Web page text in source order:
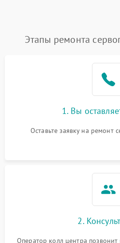
Этапы ремонта
1. Вы
Оставьте заявку на ремонт
2.
Оператор колл центра позвонит